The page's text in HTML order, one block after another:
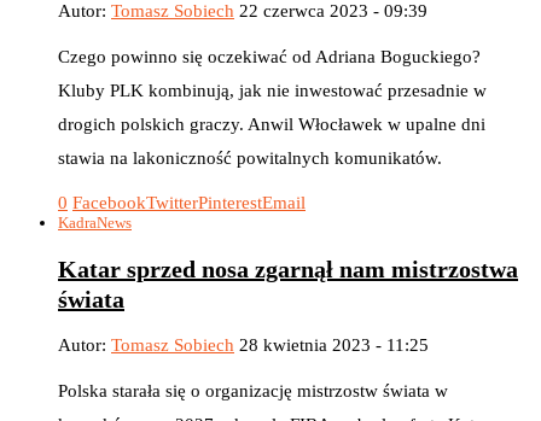
Autor: Tomasz Sobiech 22 czerwca 2023 - 09:39
Czego powinno się oczekiwać od Adriana Boguckiego?
Kluby PLK kombinują, jak nie inwestować przesadnie w
drogich polskich graczy. Anwil Włocławek w upalne dni
stawia na lakoniczność powitalnych komunikatów.
0 FacebookTwitterPinterestEmail
KadraNews
Katar sprzed nosa zgarnął nam mistrzostwa
świata
Autor: Tomasz Sobiech 28 kwietnia 2023 - 11:25
Polska starała się o organizację mistrzostw świata w